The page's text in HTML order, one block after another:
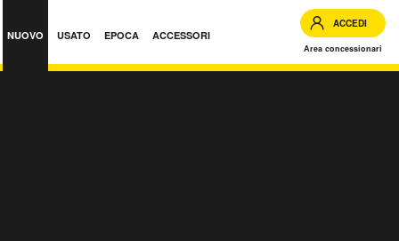
NUOVO USATO EPOCA ACCESSORI
ACCEDI
Area concessionari